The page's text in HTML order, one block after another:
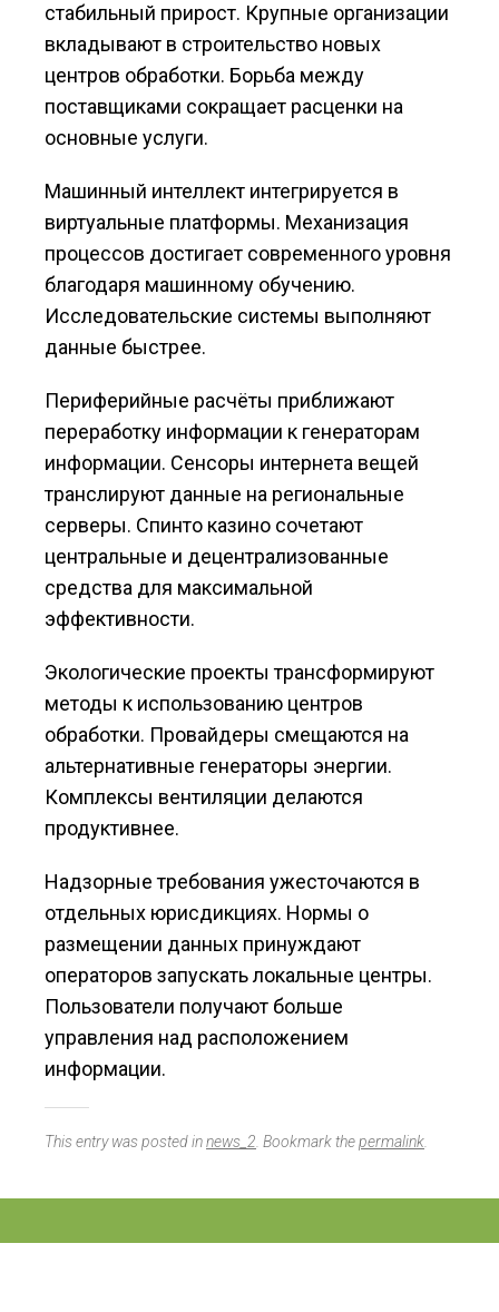
стабильный прирост. Крупные организации
вкладывают в строительство новых
центров обработки. Борьба между
поставщиками сокращает расценки на
основные услуги.
Машинный интеллект интегрируется в
виртуальные платформы. Механизация
процессов достигает современного уровня
благодаря машинному обучению.
Исследовательские системы выполняют
данные быстрее.
Периферийные расчёты приближают
переработку информации к генераторам
информации. Сенсоры интернета вещей
транслируют данные на региональные
серверы. Спинто казино сочетают
центральные и децентрализованные
средства для максимальной
эффективности.
Экологические проекты трансформируют
методы к использованию центров
обработки. Провайдеры смещаются на
альтернативные генераторы энергии.
Комплексы вентиляции делаются
продуктивнее.
Надзорные требования ужесточаются в
отдельных юрисдикциях. Нормы о
размещении данных принуждают
операторов запускать локальные центры.
Пользователи получают больше
управления над расположением
информации.
This entry was posted innews_2 . Bookmark thepermalink